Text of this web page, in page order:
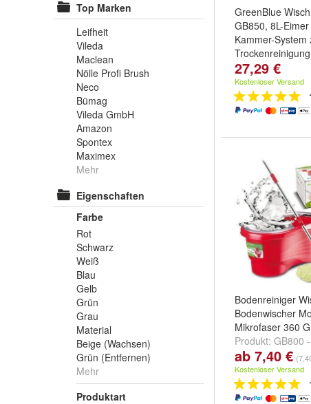
Top Marken
Leifheit
Vileda
Maclean
Nölle Profi Brush
Neco
Bümag
Vileda GmbH
Amazon
Spontex
Maximex
Mehr
Eigenschaften
Farbe
Rot
Schwarz
Weiß
Blau
Gelb
Grün
Grau
Material
Beige (Wachsen)
Grün (Entfernen)
Mehr
Produktart
GreenBlue
GB850, 8L-
Kammer-System
Trockenreinigung
27,29 €
Kostenloser Versand
Bodenreiniger
Bodenwischer
Mikrofaser 360
Produkt: GB800
Set, GB902-
weitere ...
ab 7,40 €
Kostenloser Versand